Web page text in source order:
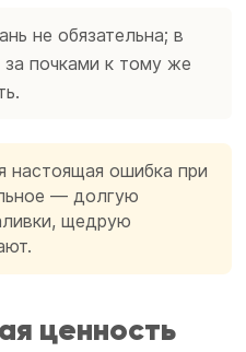
не обязательна; в
за почками к тому же
настоящая ошибка при
— долгую
щедрую
ценность